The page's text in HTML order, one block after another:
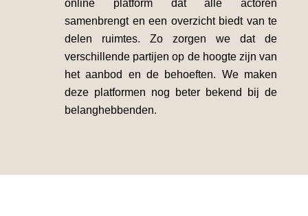
online platform dat alle actoren
samenbrengt en een overzicht biedt van te
delen ruimtes. Zo zorgen we dat de
verschillende partijen op de hoogte zijn van
het aanbod en de behoeften. We maken
deze platformen nog beter bekend bij de
belanghebbenden.